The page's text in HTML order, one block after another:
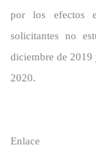
por los efectos
solicitantes no
diciembre de 2019
2020.